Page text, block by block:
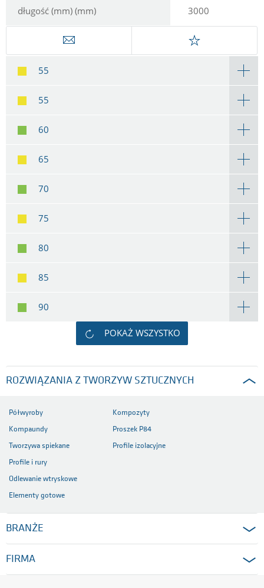
długość (mm) (mm) 3000
55
55
60
65
70
75
80
85
90
POKAŻ WSZYSTKO
ROZWIĄZANIA Z TWORZYW SZTUCZNYCH
Półwyroby
Kompaundy
Tworzywa spiekane
Profile i rury
Odlewanie wtryskowe
Elementy gotowe
Kompozyty
Proszek P84
Profile izolacyjne
BRANŻE
FIRMA